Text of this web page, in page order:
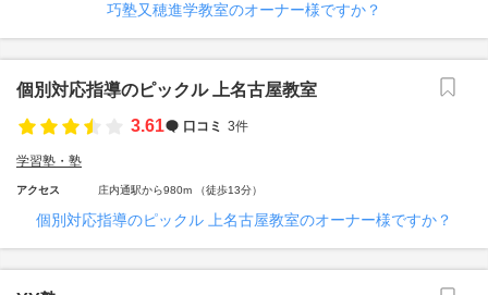
巧塾又穂進学教室のオーナー様ですか？
個別対応指導のピックル 上名古屋教室
3.61
口コミ 3件
学習塾・塾
アクセス 庄内通駅から980m （徒歩13分）
個別対応指導のピックル 上名古屋教室のオーナー様ですか？